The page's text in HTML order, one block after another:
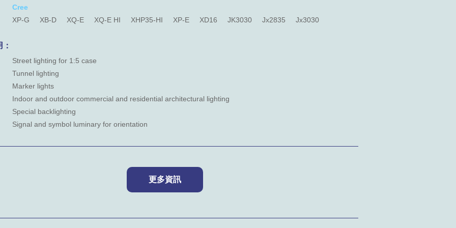
Cree
XP-G
XB-D XQ-E XQ-E HI XHP35-HI XP-E XD16 JK3030 Jx2835 Jx3030
Street lighting for 1:5 case
Tunnel lighting
Marker lights
Indoor and outdoor commercial and residential architectural lighting
Special backlighting
Signal and symbol luminary for orientation